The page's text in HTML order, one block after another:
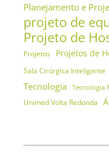
Planejamento e
projeto de
Projeto de
Projetos Projetos de
Sala Cirúrgica Inteligente
Tecnologia Tecnologia
Unimed Volta Redonda